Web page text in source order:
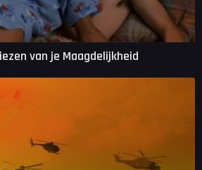
van je Maagdelijkheid